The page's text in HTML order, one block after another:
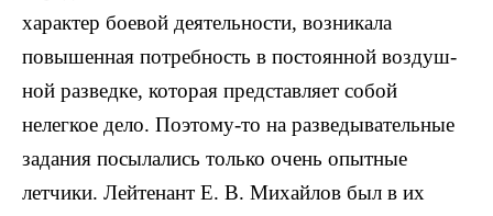
характер боевой деятельности, воз­никала
повышенная потребность в постоянной воздуш­
ной разведке, которая представляет собой
нелегкое дело. Поэтому-то на разведывательные
задания посы­лались только очень опытные
летчики. Лейтенант Е. В. Михайлов был в их